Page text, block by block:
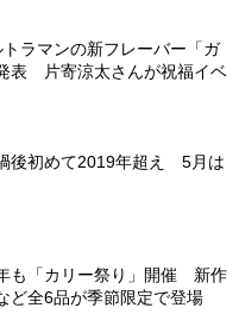
ラマンの新フレーバー「ガ
表 片寄涼太さんが祝福イベ
後初めて2019年超え 5月は
も「カリー祭り」開催 新作
ど全6品が季節限定で登場